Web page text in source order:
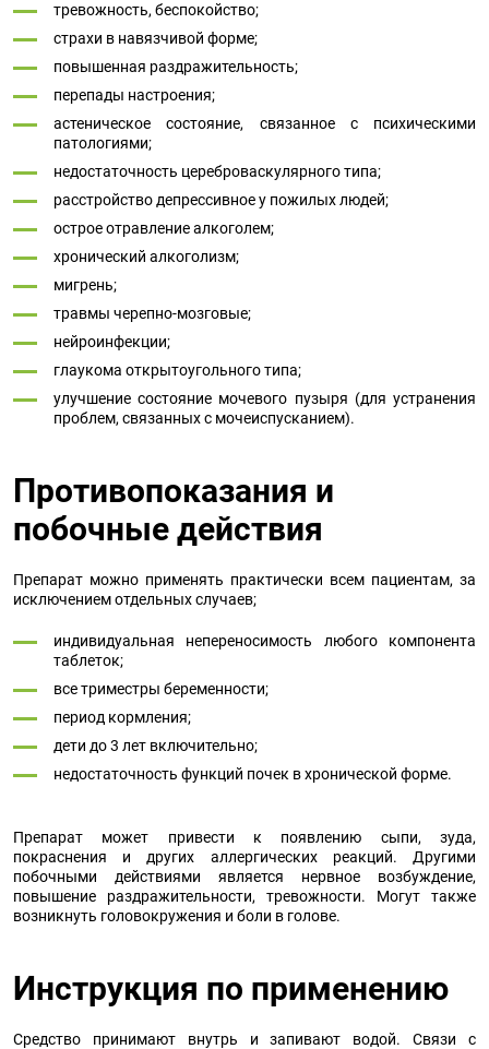
тревожность, беспокойство;
страхи в навязчивой форме;
повышенная раздражительность;
перепады настроения;
астеническое состояние, связанное с психическими
патологиями;
недостаточность цереброваскулярного типа;
расстройство депрессивное у пожилых людей;
острое отравление алкоголем;
хронический алкоголизм;
мигрень;
травмы черепно-мозговые;
нейроинфекции;
глаукома открытоугольного типа;
улучшение состояние мочевого пузыря (для устранения
проблем, связанных с мочеиспусканием).
Противопоказания и
побочные действия
Препарат можно применять практически всем пациентам, за
исключением отдельных случаев;
индивидуальная непереносимость любого компонента
таблеток;
все триместры беременности;
период кормления;
дети до 3 лет включительно;
недостаточность функций почек в хронической форме.
Препарат может привести к появлению сыпи, зуда,
покраснения и других аллергических реакций. Другими
побочными действиями является нервное возбуждение,
повышение раздражительности, тревожности. Могут также
возникнуть головокружения и боли в голове.
Инструкция по применению
Средство принимают внутрь и запивают водой. Связи с